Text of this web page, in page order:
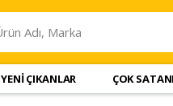
YENİ ÇIKANLAR ÇOK